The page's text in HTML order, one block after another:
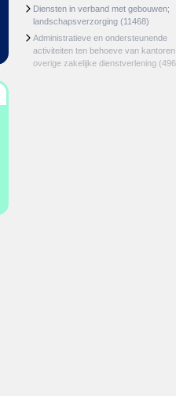
Diensten in verband met gebouwen;
landschapsverzorging (11468)
Administratieve en ondersteunende
activiteiten ten behoeve van
overige zakelijke dienstverlening